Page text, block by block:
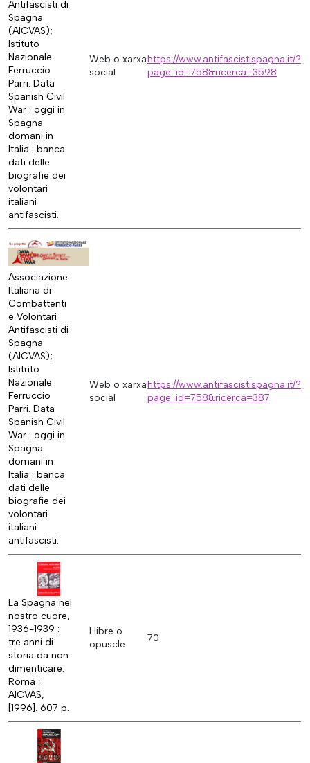
Antifascisti di
Spagna
(AICVAS);
Istituto
Nazionale
Ferruccio
Parri. Data
Spanish Civil
War : oggi in
Spagna
domani in
Italia : banca
dati delle
biografie dei
volontari
italiani
antifascisti.
Web o xarxa
social
https://www.antifascistispagna.it/?
page_id=758&ricerca=3598
Associazione
Italiana di
Combattenti
e Volontari
Antifascisti di
Spagna
(AICVAS);
Istituto
Nazionale
Ferruccio
Parri. Data
Spanish Civil
War : oggi in
Spagna
domani in
Italia : banca
dati delle
biografie dei
volontari
italiani
antifascisti.
Web o xarxa
social
https://www.antifascistispagna.it/?
page_id=758&ricerca=387
La Spagna nel
nostro cuore,
1936-1939 :
tre anni di
storia da non
dimenticare.
Roma :
AICVAS,
[1996]. 607 p.
Llibre o
opuscle
70